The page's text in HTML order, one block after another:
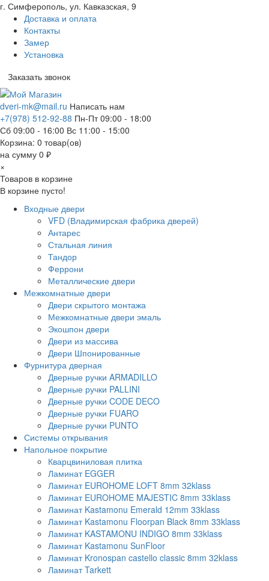
г. Симферополь, ул. Кавказская, 9
Доставка и оплата
Контакты
Замер
Установка
Заказать звонок
dveri-mk@mail.ru Написать нам
+7(978) 512-92-88 Пн-Пт 09:00 - 18:00
Сб 09:00 - 16:00 Вс 11:00 - 15:00
Корзина: 0 товар(ов)
на сумму 0 ₽
×
Товаров в корзине
В корзине пусто!
Входные двери
VFD (Владимирская фабрика дверей)
Антарес
Стальная линия
Тандор
Феррони
Металлические двери
Межкомнатные двери
Двери скрытого монтажа
Межкомнатные двери эмаль
Экошпон двери
Двери из массива
Двери Шпонированные
Фурнитура дверная
Дверные ручки ARMADILLO
Дверные ручки PALLINI
Дверные ручки CODE DECO
Дверные ручки FUARO
Дверные ручки PUNTO
Системы открывания
Напольное покрытие
Кварцвиниловая плитка
Ламинат EGGER
Ламинат EUROHOME LOFT 8mm 32klass
Ламинат EUROHOME MAJESTIC 8mm 33klass
Ламинат Kastamonu Emerald 12mm 33klass
Ламинат Kastamonu Floorpan Black 8mm 33klass
Ламинат KASTAMONU INDIGO 8mm 33klass
Ламинат Kastamonu SunFloor
Ламинат Kronospan castello classic 8mm 32klass
Ламинат Tarkett